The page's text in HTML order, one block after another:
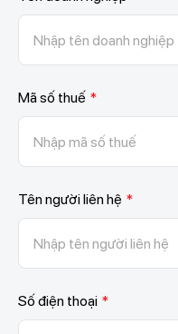
Mã số thuế *
Tên người liên hệ *
Số điện thoại *